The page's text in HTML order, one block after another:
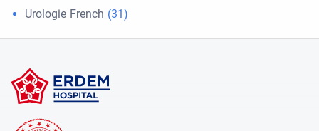
Urologie French (31)